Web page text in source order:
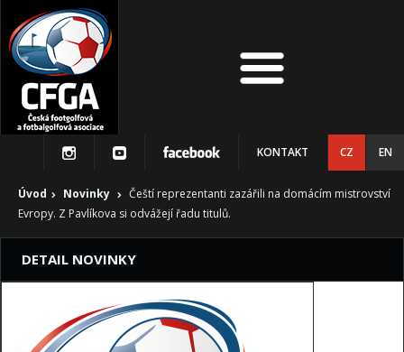
KONTAKT CZ EN
Úvod Novinky
Čeští reprezentanti zazářili na domácím mistrovství
Evropy. Z Pavlíkova si odvážejí řadu titulů.
DETAIL NOVINKY